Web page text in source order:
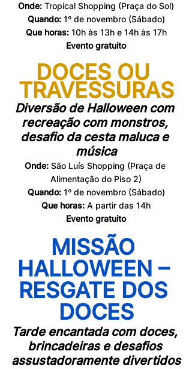
Onde: Tropical Shopping (Praça do Sol)
Quando: 1º de novembro (Sábado)
Que horas: 10h às 13h e 14h às 17h
Evento gratuito
DOCES OU
TRAVESSURAS
Diversão de Halloween com
recreação com monstros,
desafio da cesta maluca e
música
Onde: São Luís Shopping (Praça de
Alimentação do Piso 2)
Quando: 1º de novembro (Sábado)
Que horas: A partir das 14h
Evento gratuito
MISSÃO
HALLOWEEN –
RESGATE DOS
DOCES
Tarde encantada com doces,
brincadeiras e desafios
assustadoramente divertidos